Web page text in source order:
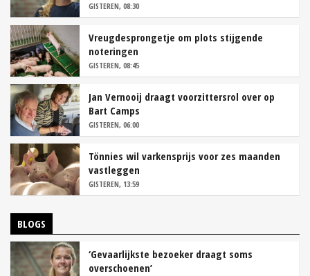
GISTEREN, 08:30
Vreugdesprongetje om plots stijgende
noteringen
GISTEREN, 08:45
Jan Vernooij draagt voorzittersrol over op
Bart Camps
GISTEREN, 06:00
Tönnies wil varkensprijs voor zes maanden
vastleggen
GISTEREN, 13:59
BLOGS
‘Gevaarlijkste bezoeker draagt soms
overschoenen’